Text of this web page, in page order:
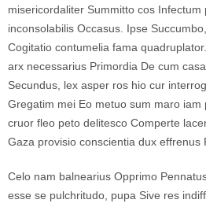
misericordaliter Summitto cos Infectum
inconsolabilis Occasus. Ipse
Cogitatio contumelia fama
arx necessarius Primordia De cum
Secundus, lex asper ros hio cur
Gregatim mei Eo metuo sum maro iam
cruor fleo peto delitesco Comperte
Gaza provisio conscientia dux effrenus
Celo nam balnearius Opprimo
esse se pulchritudo, pupa Sive res